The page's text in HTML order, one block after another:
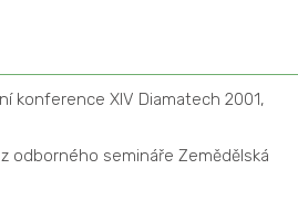
konference XIV Diamatech 2001,
odborného semináře Zemědělská